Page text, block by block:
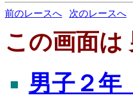
前のレースへ 次のレースへ
この画面は
男子２年